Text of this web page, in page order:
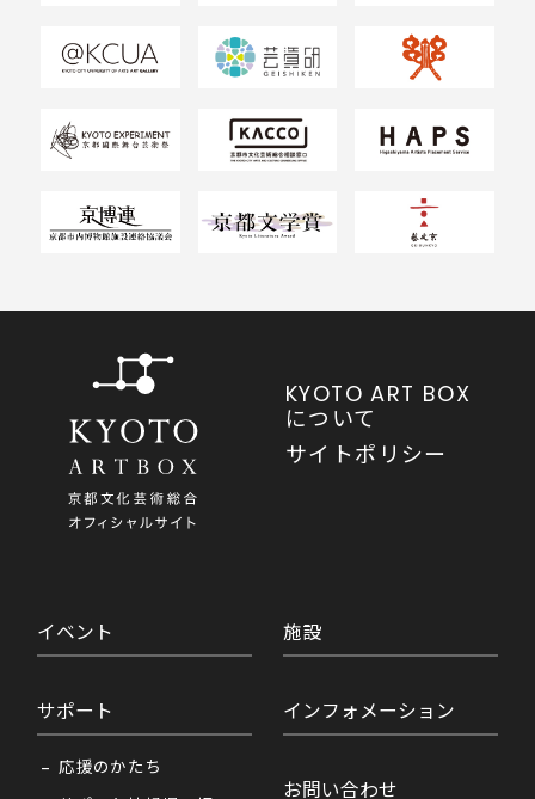
KYOTO ART BOX
について
サイトポリシー
イベント
サポート
応援のかたち
施設
インフォメーション
お問い合わせ